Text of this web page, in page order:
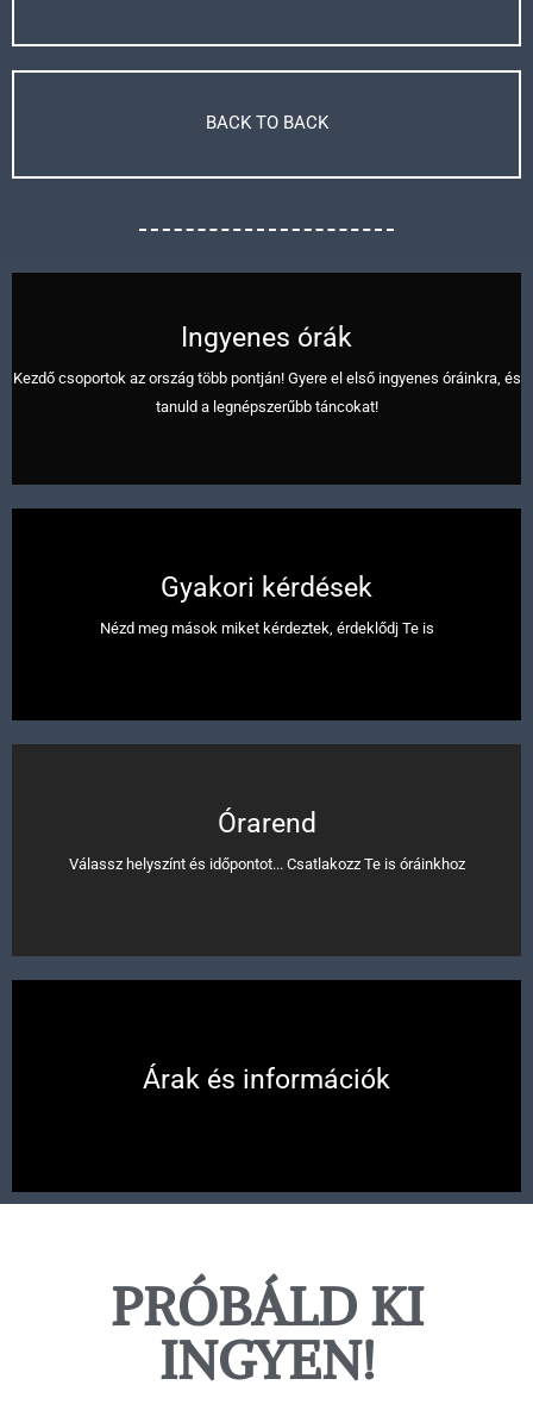
BACK TO BACK
Ingyenes órák
Kezdő csoportok az ország több pontján! Gyere el első ingyenes óráinkra, és
tanuld a legnépszerűbb táncokat!
Új kezdő Salsa – Bachata – Kizomba csoportok 2017. szeptember és
Gyakori kérdések
Nézd meg mások miket kérdeztek, érdeklődj Te is
Mit vegyek fel órára? Lehet egyedül jönni vagy csak párral? Mi illik, mi nem
illik egy táncórán vagy egy táncos buliban? Ilyen és ehhez hasonló
kérdésekre kaptok itt választ.
Órarend
Válassz helyszínt és időpontot... Csatlakozz Te is óráinkhoz
Megnézem az órarendet
Árak és információk
PRÓBÁLD KI
INGYEN!